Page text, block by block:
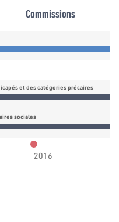
Commissions
et des catégories précaires
sociales
2016